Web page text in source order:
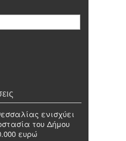
ενισχύει
του Δήμου
ευρώ